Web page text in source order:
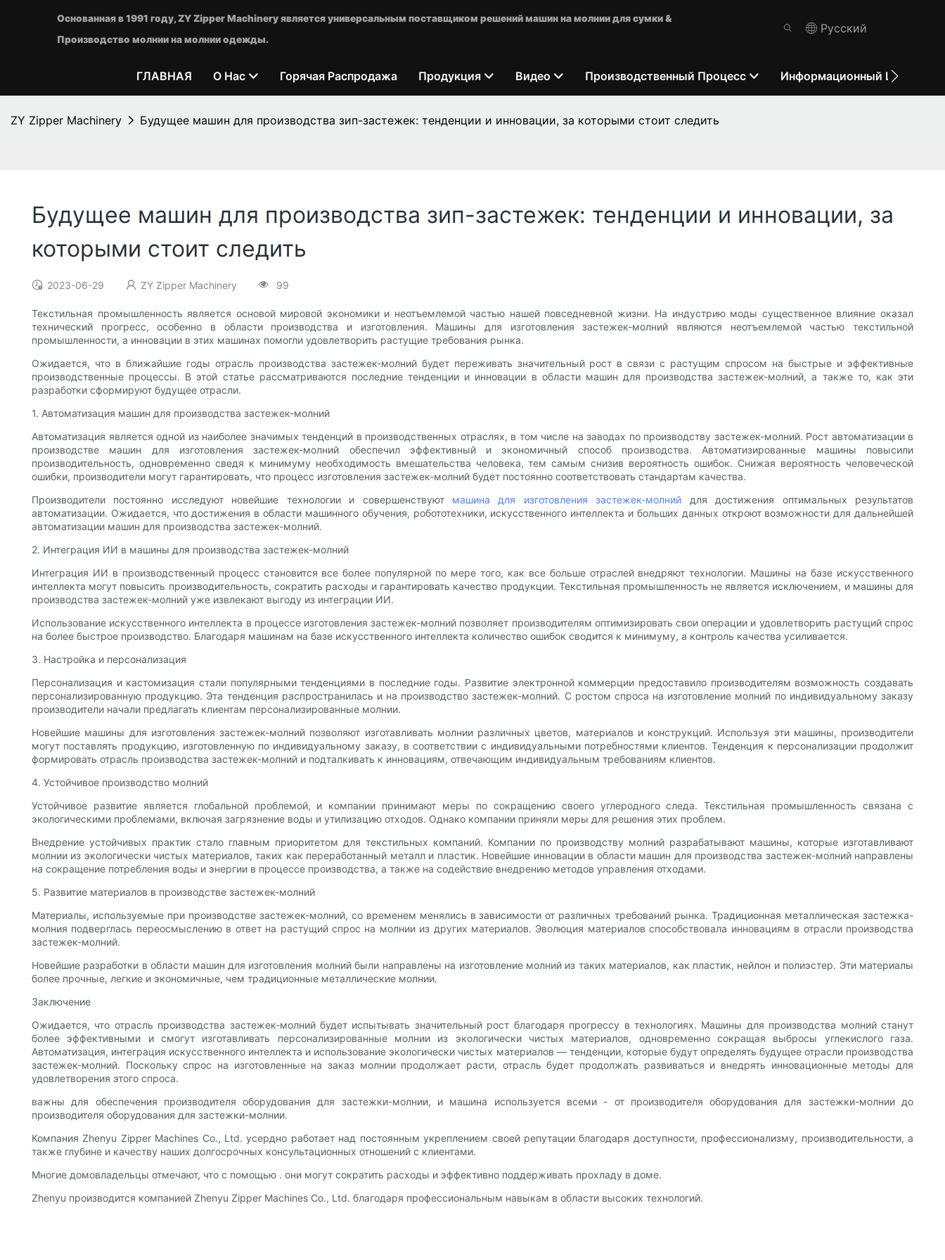
Основанная в 1991 году, ZY Zipper Machinery является универсальным поставщиком решений машин на молнии для сумки &
Производство молнии на молнии одежды.
Pусский
ГЛАВНАЯ О Нас Горячая Распродажа Продукция Видео Производственный Процесс Информационный Центр
ZY Zipper Machinery Будущее машин для производства зип-застежек: тенденции и инновации, за которыми стоит следить
Будущее машин для производства зип-застежек: тенденции и инновации, за
которыми стоит следить
2023-06-29 ZY Zipper Machinery 99
Текстильная промышленность является основой мировой экономики и неотъемлемой частью нашей повседневной жизни. На индустрию моды существенное влияние оказал
технический прогресс, особенно в области производства и изготовления. Машины для изготовления застежек-молний являются неотъемлемой частью текстильной
промышленности, а инновации в этих машинах помогли удовлетворить растущие требования рынка.
Ожидается, что в ближайшие годы отрасль производства застежек-молний будет переживать значительный рост в связи с растущим спросом на быстрые и эффективные
производственные процессы. В этой статье рассматриваются последние тенденции и инновации в области машин для производства застежек-молний, а также то, как эти
разработки сформируют будущее отрасли.
1. Автоматизация машин для производства застежек-молний
Автоматизация является одной из наиболее значимых тенденций в производственных отраслях, в том числе на заводах по производству застежек-молний. Рост автоматизации в
производстве машин для изготовления застежек-молний обеспечил эффективный и экономичный способ производства. Автоматизированные машины повысили
производительность, одновременно сведя к минимуму необходимость вмешательства человека, тем самым снизив вероятность ошибок. Снижая вероятность человеческой
ошибки, производители могут гарантировать, что процесс изготовления застежек-молний будет постоянно соответствовать стандартам качества.
Производители постоянно исследуют новейшие технологии и совершенствуют машина для изготовления застежек-молний для достижения оптимальных результатов
автоматизации. Ожидается, что достижения в области машинного обучения, робототехники, искусственного интеллекта и больших данных откроют возможности для дальнейшей
автоматизации машин для производства застежек-молний.
2. Интеграция ИИ в машины для производства застежек-молний
Интеграция ИИ в производственный процесс становится все более популярной по мере того, как все больше отраслей внедряют технологии. Машины на базе искусственного
интеллекта могут повысить производительность, сократить расходы и гарантировать качество продукции. Текстильная промышленность не является исключением, и машины для
производства застежек-молний уже извлекают выгоду из интеграции ИИ.
Использование искусственного интеллекта в процессе изготовления застежек-молний позволяет производителям оптимизировать свои операции и удовлетворить растущий спрос
на более быстрое производство. Благодаря машинам на базе искусственного интеллекта количество ошибок сводится к минимуму, а контроль качества усиливается.
3. Настройка и персонализация
Персонализация и кастомизация стали популярными тенденциями в последние годы. Развитие электронной коммерции предоставило производителям возможность создавать
персонализированную продукцию. Эта тенденция распространилась и на производство застежек-молний. С ростом спроса на изготовление молний по индивидуальному заказу
производители начали предлагать клиентам персонализированные молнии.
Новейшие машины для изготовления застежек-молний позволяют изготавливать молнии различных цветов, материалов и конструкций. Используя эти машины, производители
могут поставлять продукцию, изготовленную по индивидуальному заказу, в соответствии с индивидуальными потребностями клиентов. Тенденция к персонализации продолжит
формировать отрасль производства застежек-молний и подталкивать к инновациям, отвечающим индивидуальным требованиям клиентов.
4. Устойчивое производство молний
Устойчивое развитие является глобальной проблемой, и компании принимают меры по сокращению своего углеродного следа. Текстильная промышленность связана с
экологическими проблемами, включая загрязнение воды и утилизацию отходов. Однако компании приняли меры для решения этих проблем.
Внедрение устойчивых практик стало главным приоритетом для текстильных компаний. Компании по производству молний разрабатывают машины, которые изготавливают
молнии из экологически чистых материалов, таких как переработанный металл и пластик. Новейшие инновации в области машин для производства застежек-молний направлены
на сокращение потребления воды и энергии в процессе производства, а также на содействие внедрению методов управления отходами.
5. Развитие материалов в производстве застежек-молний
Материалы, используемые при производстве застежек-молний, со временем менялись в зависимости от различных требований рынка. Традиционная металлическая застежка-
молния подверглась переосмыслению в ответ на растущий спрос на молнии из других материалов. Эволюция материалов способствовала инновациям в отрасли производства
застежек-молний.
Новейшие разработки в области машин для изготовления молний были направлены на изготовление молний из таких материалов, как пластик, нейлон и полиэстер. Эти материалы
более прочные, легкие и экономичные, чем традиционные металлические молнии.
Заключение
Ожидается, что отрасль производства застежек-молний будет испытывать значительный рост благодаря прогрессу в технологиях. Машины для производства молний станут
более эффективными и смогут изготавливать персонализированные молнии из экологически чистых материалов, одновременно сокращая выбросы углекислого газа.
Автоматизация, интеграция искусственного интеллекта и использование экологически чистых материалов — тенденции, которые будут определять будущее отрасли производства
застежек-молний. Поскольку спрос на изготовленные на заказ молнии продолжает расти, отрасль будет продолжать развиваться и внедрять инновационные методы для
удовлетворения этого спроса.
важны для обеспечения производителя оборудования для застежки-молнии, и машина используется всеми - от производителя оборудования для застежки-молнии до
производителя оборудования для застежки-молнии.
Компания Zhenyu Zipper Machines Co., Ltd. усердно работает над постоянным укреплением своей репутации благодаря доступности, профессионализму, производительности, а
также глубине и качеству наших долгосрочных консультационных отношений с клиентами.
Многие домовладельцы отмечают, что с помощью . они могут сократить расходы и эффективно поддерживать прохладу в доме.
Zhenyu производится компанией Zhenyu Zipper Machines Co., Ltd. благодаря профессиональным навыкам в области высоких технологий.